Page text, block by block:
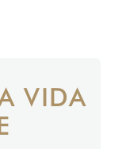
VIDA